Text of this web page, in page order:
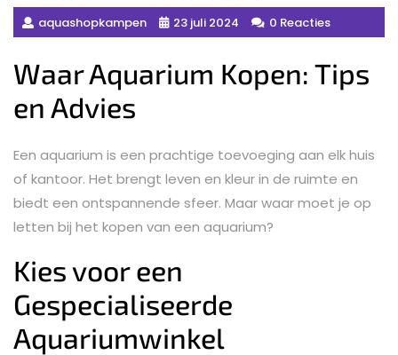
aquashopkampen 23 juli 2024 0 Reacties
Waar Aquarium Kopen: Tips
en Advies
Een aquarium is een prachtige toevoeging aan elk huis
of kantoor. Het brengt leven en kleur in de ruimte en
biedt een ontspannende sfeer. Maar waar moet je op
letten bij het kopen van een aquarium?
Kies voor een
Gespecialiseerde
Aquariumwinkel